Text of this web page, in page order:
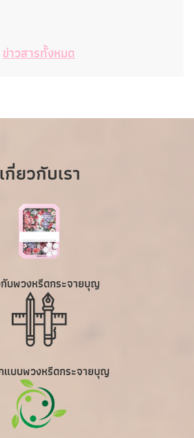
ข่าวสารทั้งหมด
เกี่ยวกับเรา
กับพวงหรีดกระจายบุญ
แบบพวงหรีดกระจายบุญ